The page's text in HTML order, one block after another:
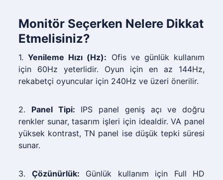
Monitör Seçerken Nelere Dikkat
Etmelisiniz?
1.Yenileme Hızı (Hz): Ofis ve günlük kullanım
için 60Hz yeterlidir. Oyun için en az 144Hz,
rekabetçi oyuncular için 240Hz ve üzeri önerilir.
2. Panel Tipi: IPS panel geniş açı ve doğru
renkler sunar, tasarım işleri için idealdir. VA panel
yüksek kontrast, TN panel ise düşük tepki süresi
sunar.
3. Çözünürlük: Günlük kullanım için Full HD